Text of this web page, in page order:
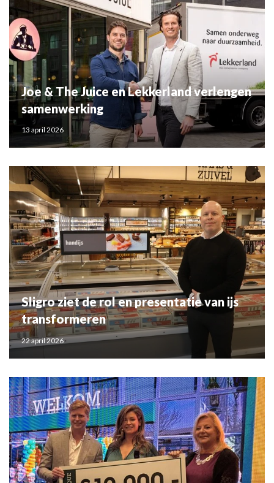
Joe & The Juice en Lekkerland verlengen
samenwerking
13 april 2026
Sligro ziet de rol en presentatie van ijs
transformeren
22 april 2026